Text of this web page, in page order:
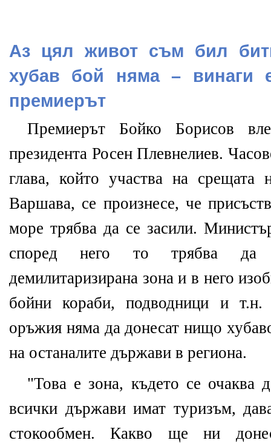
Аз цял живот съм бил
хубав бой няма – винаги
премиерът
Премиерът Бойко Борисов
президента Росен Плевнелиев.
глава, който участва на
Варшава, се произнесе, че
море трябва да се засили.
според него то трябва да
демилитаризирана зона и в него
бойни кораби, подводници и
оръжия няма да донесат нищо
на останалите държави в региона.
"Това е зона, където се очаква
всички държави имат туризъм,
стокообмен. Какво ще ни